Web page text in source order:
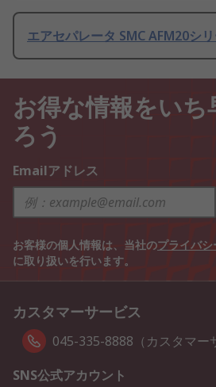
エアセパレータ SMC AFM20シ
お得な情報をいち
ろう
Emailアドレス
お客様の個人情報は、当社のプライバ
に取り扱いを行います。
カスタマーサービス
045-335-8888（カスタマー
SNS公式アカウント